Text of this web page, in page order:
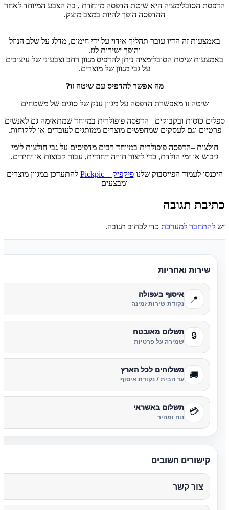
הדפסת הסובלימציה היא שיטת הדפסה מיוחדת , בה הצבע המיוחד לאחר
ההדפסה הופך להיות במצב מוצק.
באמצעות זה הדיו עובר תהליך אידוי על ידי חימום, מדלג על שלב הנוזל
והופך ישירות לגז.
באמצעות שיטת הסובלימציה ניתן להדפיס מגוון רחב וצבעוני של עיצובים
על גבי מגוון של מוצרים.
מה אפשר להדפיס עם שיטה זו?
שיטה זו מאפשרת הדפסה על מגוון ענק של סוגים של משטחים
ספלים כוסות ובקבוקים– הדפסה פופולרית במיוחד שמתאימה גם לאנשים
פרטיים וגם לעסקים שמחפשים מוצרים ממותגים לעובדים או ללקוחות.
חולצות –הדפסה פופולרית במיוחד רבים מדפיסים על גבי חולצות לימי
גיבוש או ימי הולדת, כדי ליצור חוויה ייחודית, עבור קבוצות או יחידים.
היכנסו לעמוד הפייסבוק שלנופיקפיק – Pickpic
להתעדכן במגוון מוצרים
ומבצעים
כתיבת תגובה
יש להתחבר למערכת כדי לכתוב תגובה.
שירות ואחריות
📍 איסוף בעפולה
נקודת שירות זמינה
🔒 תשלום מאובטח
שמירה על פרטיות
🚚 משלוחים לכל הארץ
עד הבית / נקודת איסוף
💳 תשלום באשראי
נוח ומהיר
קישורים חשובים
צור קשר